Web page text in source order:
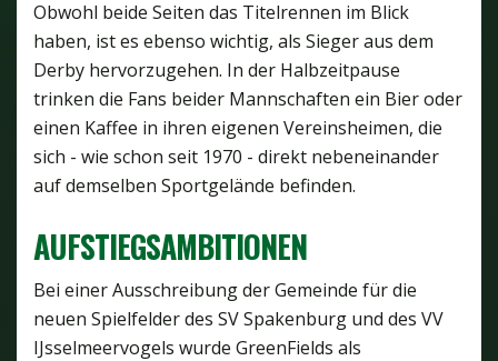
Obwohl beide Seiten das Titelrennen im Blick
haben, ist es ebenso wichtig, als Sieger aus dem
Derby hervorzugehen. In der Halbzeitpause
trinken die Fans beider Mannschaften ein Bier oder
einen Kaffee in ihren eigenen Vereinsheimen, die
sich - wie schon seit 1970 - direkt nebeneinander
auf demselben Sportgelände befinden.
AUFSTIEGSAMBITIONEN
Bei einer Ausschreibung der Gemeinde für die
neuen Spielfelder des SV Spakenburg und des VV
IJsselmeervogels wurde GreenFields als